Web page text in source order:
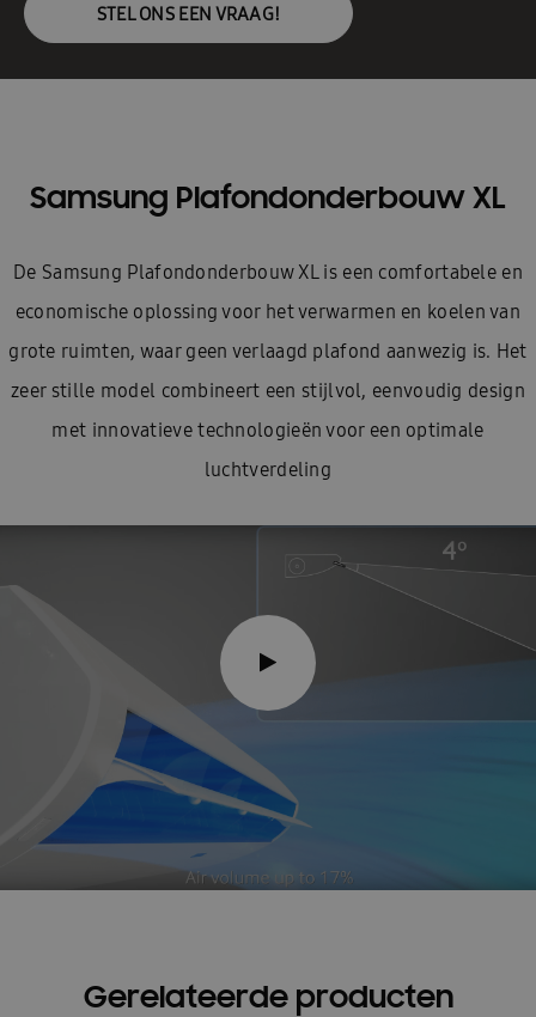
STEL ONS EEN VRAAG!
Samsung Plafondonderbouw XL
De Samsung Plafondonderbouw XL is een comfortabele en
economische oplossing voor het verwarmen en koelen van
grote ruimten, waar geen verlaagd plafond aanwezig is. Het
zeer stille model combineert een stijlvol, eenvoudig design
met innovatieve technologieën voor een optimale
luchtverdeling
Gerelateerde producten